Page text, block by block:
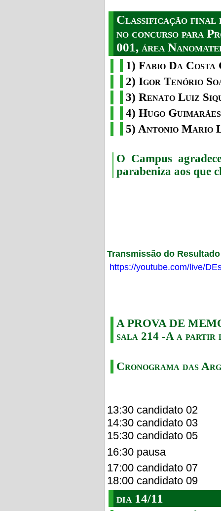
Classificação final
no concurso para
001, área
1) Fabio Da
2) Igor Tenório
3) Renato Luiz
4) Hugo
5) Antonio Mario
O Campus
parabeniza aos que
Transmissão do
https://youtube.com/live/
A PROVA DE
sala 214 -A a partir
Cronograma das
13:30 candidato 02
14:30 candidato 03
15:30 candidato 05
16:30 pausa
17:00 candidato 07
18:00 candidato 09
dia 14/11